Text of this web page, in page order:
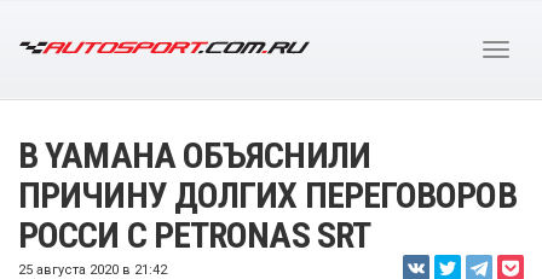
В YAMAHA ОБЪЯСНИЛИ
ПРИЧИНУ ДОЛГИХ ПЕРЕГОВОРОВ
РОССИ С PETRONAS SRT
25 августа 2020 в 21:42